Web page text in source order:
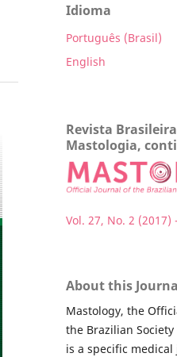
Idioma
Português (Brasil)
English
Revista
Mastologia,
Vol. 27, No. 2 (2017)
About this
Mastology, the
the Brazilian
is a specific